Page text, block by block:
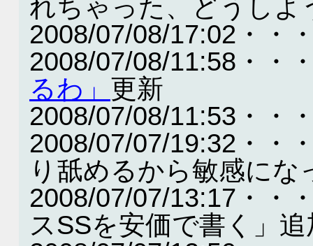
れちゃった、どうし
2008/07/08/17:02・・
2008/07/08/11:58・・
るわ」 更新
2008/07/08/11:53・・
2008/07/07/19:32・・
り舐めるから敏感に
2008/07/07/13:17・・
スSSを安価で書く」追